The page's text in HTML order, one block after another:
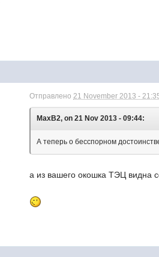
Отправлено21 November 2013 -
MaxB2, on 21 Nov 2013 - 09:44:
А теперь о бесспорном
а из вашего окошка ТЭЦ видна